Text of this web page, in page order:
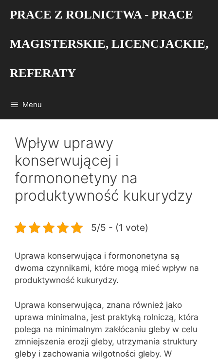
PRACE Z ROLNICTWA - PRACE
MAGISTERSKIE, LICENCJACKIE,
REFERATY
Menu
Wpływ uprawy
konserwującej i
formononetyny na
produktywność kukurydzy
5/5 - (1 vote)
Uprawa konserwująca i formononetyna są
dwoma czynnikami, które mogą mieć wpływ na
produktywność kukurydzy.
Uprawa konserwująca, znana również jako
uprawa minimalna, jest praktyką rolniczą, która
polega na minimalnym zakłócaniu gleby w celu
zmniejszenia erozji gleby, utrzymania struktury
gleby i zachowania wilgotności gleby. W